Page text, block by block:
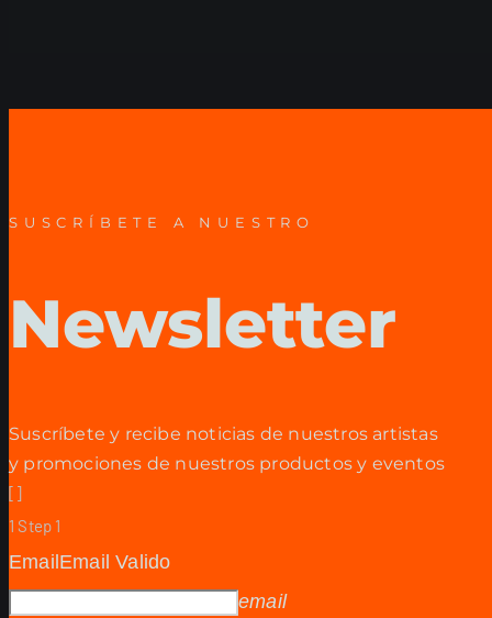
SUSCRÍBETE A NUESTRO
Newsletter
Suscríbete y recibe noticias de nuestros artistas
y promociones de nuestros productos y eventos
[]
1 Step 1
EmailEmail Valido
email